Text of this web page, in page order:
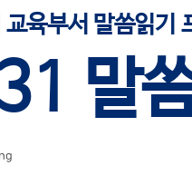
육부서 말씀읽기
말